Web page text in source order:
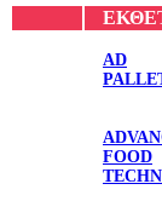
AD
FOOD